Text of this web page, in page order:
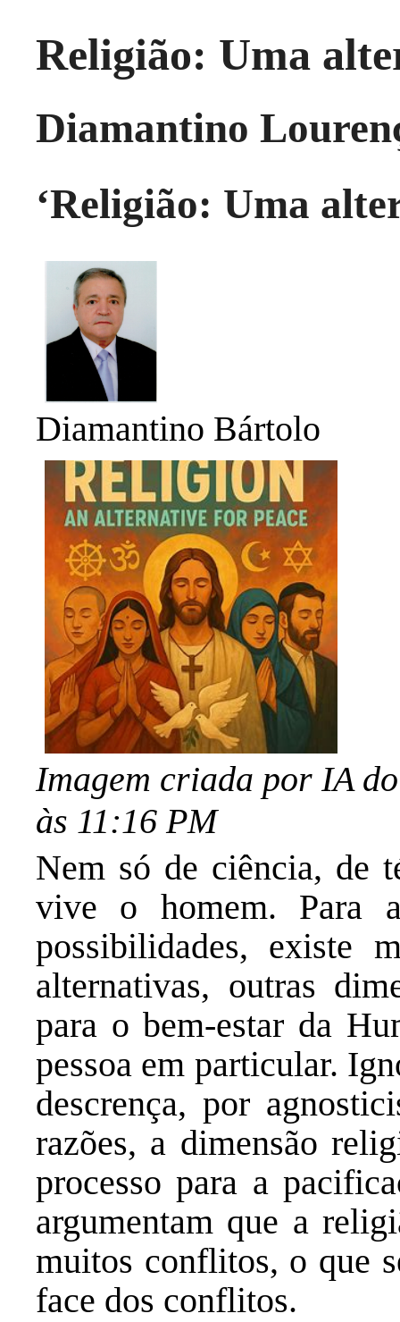
Religião: Uma
Diamantino
‘Religião: Uma
Diamantino Bártolo
Imagem criada por IA
às 11:16 PM
Nem só de ciência, de
vive o homem. Para
possibilidades, existe
alternativas, outras
para o bem-estar da
pessoa em particular.
descrença, por
razões, a dimensão
processo para a
argumentam que a
muitos conflitos, o que
face dos conflitos.